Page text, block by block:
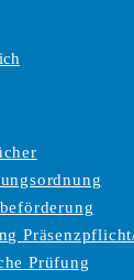
Prüfung